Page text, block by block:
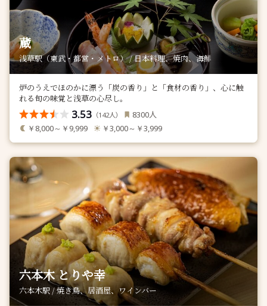
蔵
浅草駅（東武・都営・メトロ） / 日本料理、焼肉、海鮮
炉のうえでほのかに漂う「炭の香り」と「食材の香り」、心に触
れる旬の味覚と浅草の心尽し。
3.53 （142人） 8300人
￥8,000～￥9,999 ￥3,000～￥3,999
六本木 とりや幸
六本木駅 / 焼き鳥、居酒屋、ワインバー